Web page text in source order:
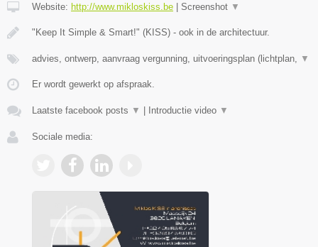
Website: http://www.mikloskiss.be Screenshot ▼
"Keep It Simple & Smart!" (KISS) - ook in de architectuur.
advies, ontwerp, aanvraag vergunning, uitvoeringsplan (lichtplan, ▼
Er wordt gewerkt op afspraak.
Laatste facebook posts ▼ Introductie video ▼
Sociale media: